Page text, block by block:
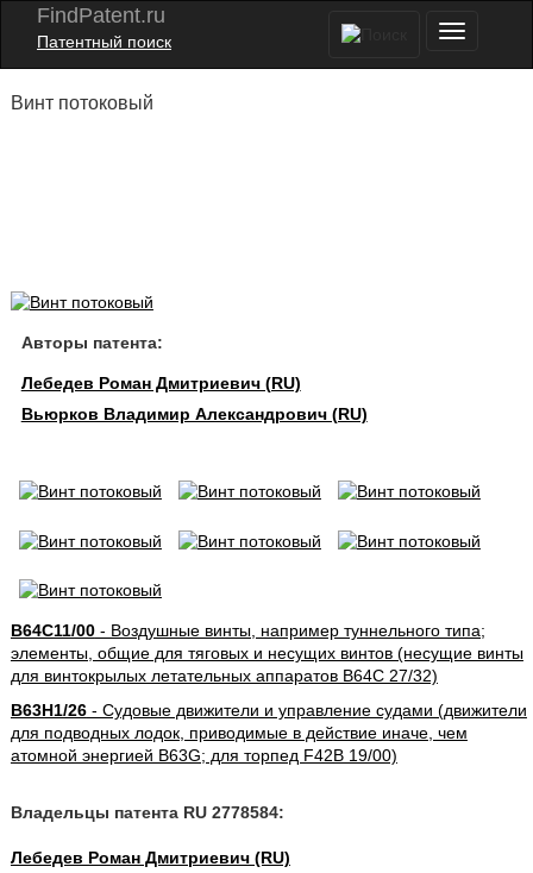
FindPatent.ru
Патентный поиск
Винт потоковый
Авторы патента:
Лебедев Роман Дмитриевич (RU)
Вьюрков Владимир Александрович (RU)
B64C11/00- Воздушные винты, например туннельного типа;
элементы, общие для тяговых и несущих винтов (несущие винты
для винтокрылых летательных аппаратов B64C 27/32)
B63H1/26- Судовые движители и управление судами (движители
для подводных лодок, приводимые в действие иначе, чем
атомной энергией B63G; для торпед F42B 19/00)
Владельцы патента RU 2778584:
Лебедев Роман Дмитриевич (RU)